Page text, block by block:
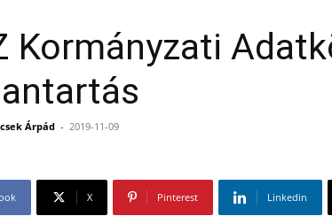
Kormányzati
Árpád - 2019-11-09
X Pinterest Linkedin